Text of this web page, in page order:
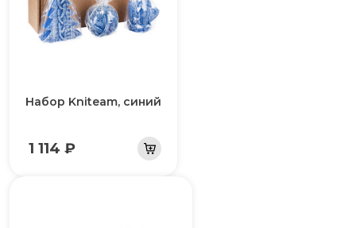
Набор Kniteam, синий
1 114 ₽